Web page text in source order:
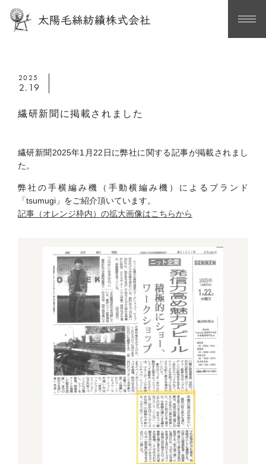
2025
2.19
繊研新聞に掲載されました
繊研新聞2025年1月22日に弊社に関する記事が掲載されまし
た。
弊社の手横編み機（手動横編み機）によるブランド
「tsumugi」をご紹介頂いています。
記事（オレンジ枠内）の拡大画像はこちらから